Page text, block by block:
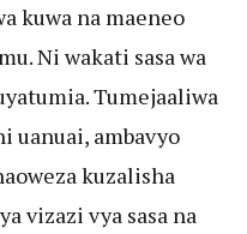
kuwa na maeneo
Ni wakati sasa wa
Tumejaaliwa
uanuai, ambavyo
kuzalisha
vizazi vya sasa na